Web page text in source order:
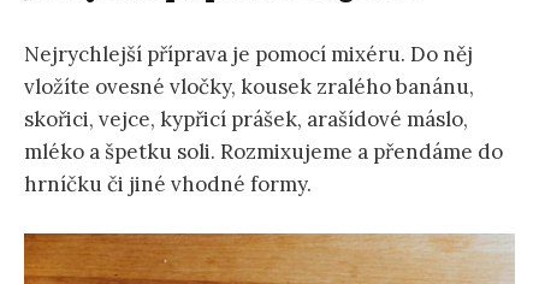
Nejrychlejší příprava je pomocí mixéru. Do něj
vložíte ovesné vločky, kousek zralého banánu,
skořici, vejce, kypřicí prášek, arašídové máslo,
mléko a špetku soli. Rozmixujeme a přendáme do
hrníčku či jiné vhodné formy.